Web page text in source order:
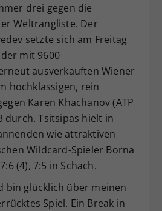
drei gegen die
Weltrangliste. Der
setzte sich am Freitag
mit 9600
ausverkauften Wiener
hochklassigen, rein
Karen Khachanov (ATP
durch. Tsitsipas hielt in
wie attraktiven
Wildcard-Spieler Borna
(4), 7:5 in Schach.
bin glücklich über meinen
Spiel. Ein Break in